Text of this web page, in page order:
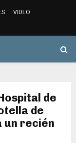
VIDEO
de
de
un recién